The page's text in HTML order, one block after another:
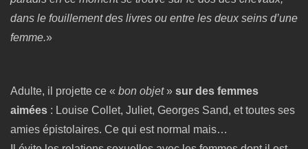
dans le fouillement des livres ou entre les deux seins d’une
femme.»
Adulte, il projette ce « bon objet» sur des femmes
aimées : Louise Collet, Juliet, Georges Sand, et toutes ses
amies épistolaires. Ce qui est normal mais…